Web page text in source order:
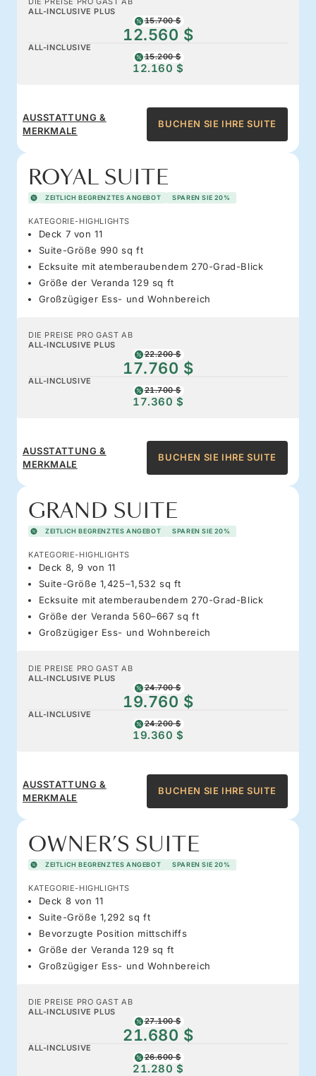
ALL-INCLUSIVE PLUS
15.700 $
12.560 $
ALL-INCLUSIVE
15.200 $
12.160 $
AUSSTATTUNG &
MERKMALE
BUCHEN SIE IHRE SUITE
ROYAL SUITE
ZEITLICH BEGRENZTES ANGEBOT SPAREN SIE 20%
KATEGORIE-HIGHLIGHTS
Deck 7 von 11
Suite-Größe 990 sq ft
Ecksuite mit atemberaubendem 270-Grad-Blick
Größe der Veranda 129 sq ft
Großzügiger Ess- und Wohnbereich
DIE PREISE PRO GAST AB
ALL-INCLUSIVE PLUS
22.200 $
17.760 $
ALL-INCLUSIVE
21.700 $
17.360 $
AUSSTATTUNG &
MERKMALE
BUCHEN SIE IHRE SUITE
GRAND SUITE
ZEITLICH BEGRENZTES ANGEBOT SPAREN SIE 20%
KATEGORIE-HIGHLIGHTS
Deck 8, 9 von 11
Suite-Größe 1,425–1,532 sq ft
Ecksuite mit atemberaubendem 270-Grad-Blick
Größe der Veranda 560–667 sq ft
Großzügiger Ess- und Wohnbereich
DIE PREISE PRO GAST AB
ALL-INCLUSIVE PLUS
24.700 $
19.760 $
ALL-INCLUSIVE
24.200 $
19.360 $
AUSSTATTUNG &
MERKMALE
BUCHEN SIE IHRE SUITE
OWNER’S SUITE
ZEITLICH BEGRENZTES ANGEBOT SPAREN SIE 20%
KATEGORIE-HIGHLIGHTS
Deck 8 von 11
Suite-Größe 1,292 sq ft
Bevorzugte Position mittschiffs
Größe der Veranda 129 sq ft
Großzügiger Ess- und Wohnbereich
DIE PREISE PRO GAST AB
ALL-INCLUSIVE PLUS
27.100 $
21.680 $
ALL-INCLUSIVE
26.600 $
21.280 $